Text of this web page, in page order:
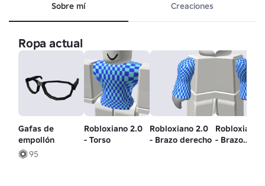
Sobre mí Creaciones
Ropa actual
Gafas de
empollón
95
Robloxiano 2.0
- Torso
Robloxiano 2.0
- Brazo derecho
Robloxiano
- Brazo